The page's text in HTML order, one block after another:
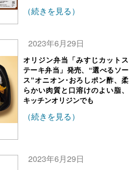
（続きを見る）
2023年6月29日
オリジン弁当「みすじカットス
テーキ弁当」発売、“選べるソー
ス”オニオン･おろしポン酢、柔
らかい肉質と口溶けのよい脂、
キッチンオリジンでも
（続きを見る）
2023年6月29日